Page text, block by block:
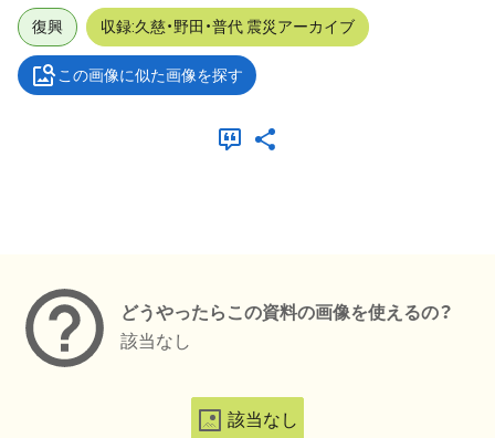
復興 収録:久慈・野田・普代 震災アーカイブ
この画像に似た画像を探す
どうやったらこの資料の画像を使えるの？
該当なし
該当なし